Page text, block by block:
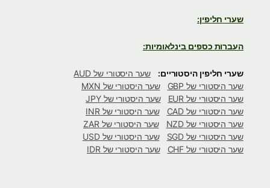
שערי חליפין:
העברות כספים בינלאומיות:
שערי חליפין היסטוריים:
שער היסטורי של AUD
שער היסטורי של GBP
שער היסטורי של MXN
שער היסטורי של EUR
שער היסטורי של JPY
שער היסטורי של CAD
שער היסטורי של INR
שער היסטורי של NZD
שער היסטורי של ZAR
שער היסטורי של SGD
שער היסטורי של USD
שער היסטורי של CHF
שער היסטורי של IDR